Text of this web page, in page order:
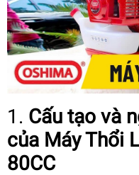
1. Cấu tạo và
của Máy Thổi
80CC